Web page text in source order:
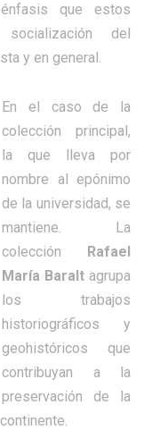
que estos
del
y en general.
En el caso de la
colección principal,
la que lleva por
nombre al epónimo
de la universidad, se
mantiene. La
colección Rafael
María Baralt agrupa
los trabajos
historiográficos y
geohistóricos que
contribuyan a la
preservación de la